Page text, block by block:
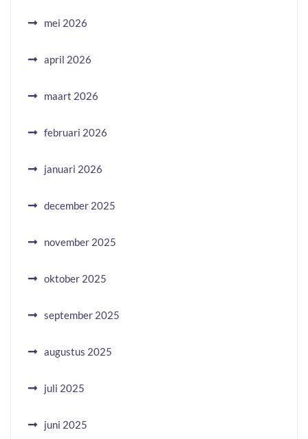
mei 2026
april 2026
maart 2026
februari 2026
januari 2026
december 2025
november 2025
oktober 2025
september 2025
augustus 2025
juli 2025
juni 2025